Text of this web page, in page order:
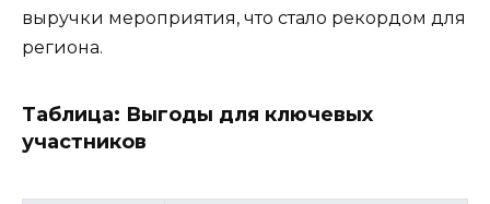
выручки мероприятия, что стало рекордом для
региона.
Таблица: Выгоды для ключевых
участников